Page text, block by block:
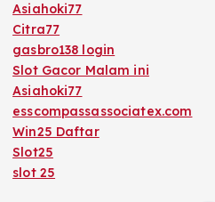
Asiahoki77
Citra77
gasbro138 login
Slot Gacor Malam ini
Asiahoki77
esscompassassociatex.com
Win25 Daftar
Slot25
slot 25